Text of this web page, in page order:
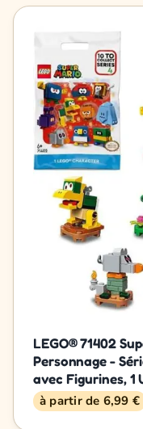
LEGO® 71402
Personnage -
avec Figurines, 1
à partir de 6,99 €